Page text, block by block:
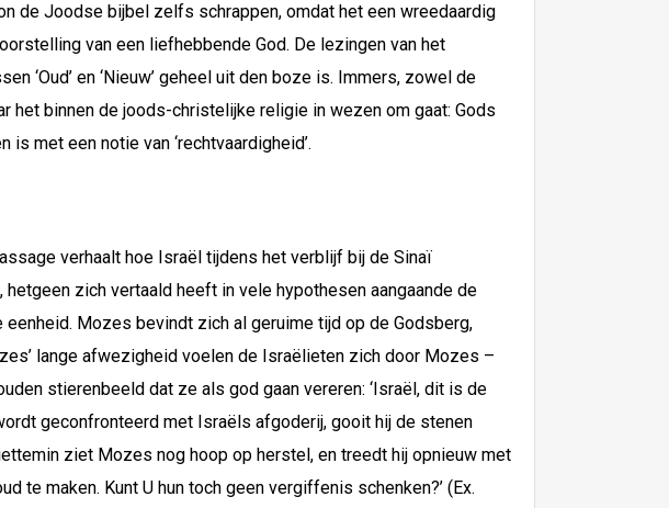
de Joodse bijbel zelfs schrappen, omdat het een wreedaardig
van een liefhebbende God. De lezingen van het
‘Oud’ en ‘Nieuw’ geheel uit den boze is. Immers, zowel de
binnen de joods-christelijke religie in wezen om gaat: Gods
met een notie van ‘rechtvaardigheid’.
verhaalt hoe Israël tijdens het verblijf bij de Sinaï
zich vertaald heeft in vele hypothesen aangaande de
Mozes bevindt zich al geruime tijd op de Godsberg,
lange afwezigheid voelen de Israëlieten zich door Mozes –
stierenbeeld dat ze als god gaan vereren: ‘Israël, dit is de
geconfronteerd met Israëls afgoderij, gooit hij de stenen
ziet Mozes nog hoop op herstel, en treedt hij opnieuw met
te maken. Kunt U hun toch geen vergiffenis schenken?’ (Ex.